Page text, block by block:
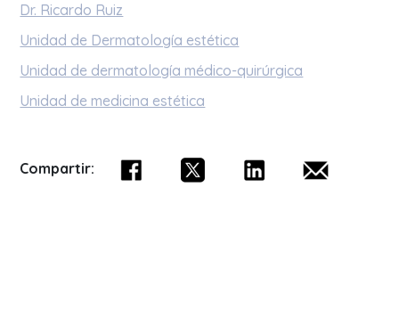
Dr. Ricardo Ruiz
Unidad de Dermatología estética
Unidad de dermatología médico-quirúrgica
Unidad de medicina estética
Compartir: